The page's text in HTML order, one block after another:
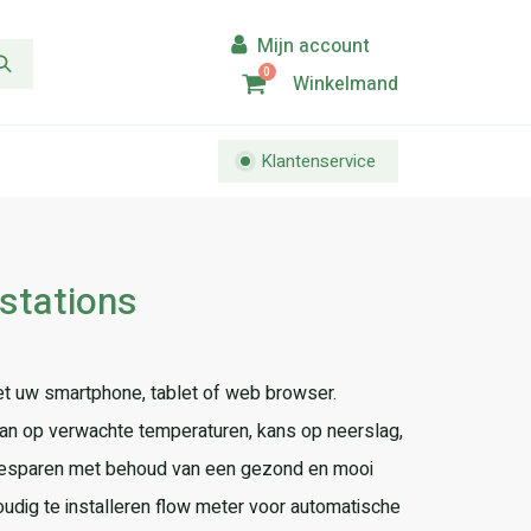
0 Winkelmand
Klantenservice
uw smartphone, tablet of web browser.
op verwachte temperaturen, kans op neerslag,
met behoud van een gezond en mooi
te installeren flow meter voor automatische